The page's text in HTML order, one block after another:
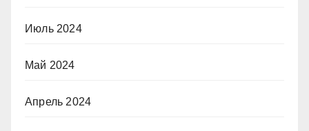
Июль 2024
Май 2024
Апрель 2024